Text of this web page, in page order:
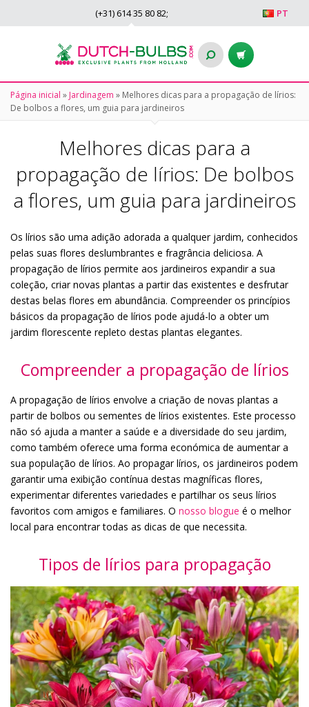
PT
(+31) 614 35 80 82;
Página inicial » Jardinagem » Melhores dicas para a propagação de lírios:
De bolbos a flores, um guia para jardineiros
Melhores dicas para a
propagação de lírios: De bolbos
a flores, um guia para jardineiros
Os lírios são uma adição adorada a qualquer jardim, conhecidos
pelas suas flores deslumbrantes e fragrância deliciosa. A
propagação de lírios permite aos jardineiros expandir a sua
coleção, criar novas plantas a partir das existentes e desfrutar
destas belas flores em abundância. Compreender os princípios
básicos da propagação de lírios pode ajudá-lo a obter um
jardim florescente repleto destas plantas elegantes.
Compreender a propagação de lírios
A propagação de lírios envolve a criação de novas plantas a
partir de bolbos ou sementes de lírios existentes. Este processo
não só ajuda a manter a saúde e a diversidade do seu jardim,
como também oferece uma forma económica de aumentar a
sua população de lírios. Ao propagar lírios, os jardineiros podem
garantir uma exibição contínua destas magníficas flores,
experimentar diferentes variedades e partilhar os seus lírios
favoritos com amigos e familiares. O nosso blogue é o melhor
local para encontrar todas as dicas de que necessita.
Tipos de lírios para propagação